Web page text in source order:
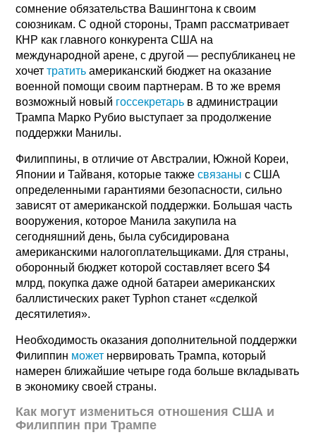
сомнение обязательства Вашингтона к своим
союзникам. С одной стороны, Трамп рассматривает
КНР как главного конкурента США на
международной арене, с другой — республиканец не
хочеттратить американский бюджет на оказание
военной помощи своим партнерам. В то же время
возможный новый госсекретарь в администрации
Трампа Марко Рубио выступает за продолжение
поддержки Манилы.
Филиппины, в отличие от Австралии, Южной Кореи,
Японии и Тайваня, которые такжесвязаны с США
определенными гарантиями безопасности, сильно
зависят от американской поддержки. Большая часть
вооружения, которое Манила закупила на
сегодняшний день, была субсидирована
американскими налогоплательщиками. Для страны,
оборонный бюджет которой составляет всего $4
млрд, покупка даже одной батареи американских
баллистических ракет Typhon станет «сделкой
десятилетия».
Необходимость оказания дополнительной поддержки
Филиппин может нервировать Трампа, который
намерен ближайшие четыре года больше вкладывать
в экономику своей страны.
Как могут измениться отношения США и
Филиппин при Трампе